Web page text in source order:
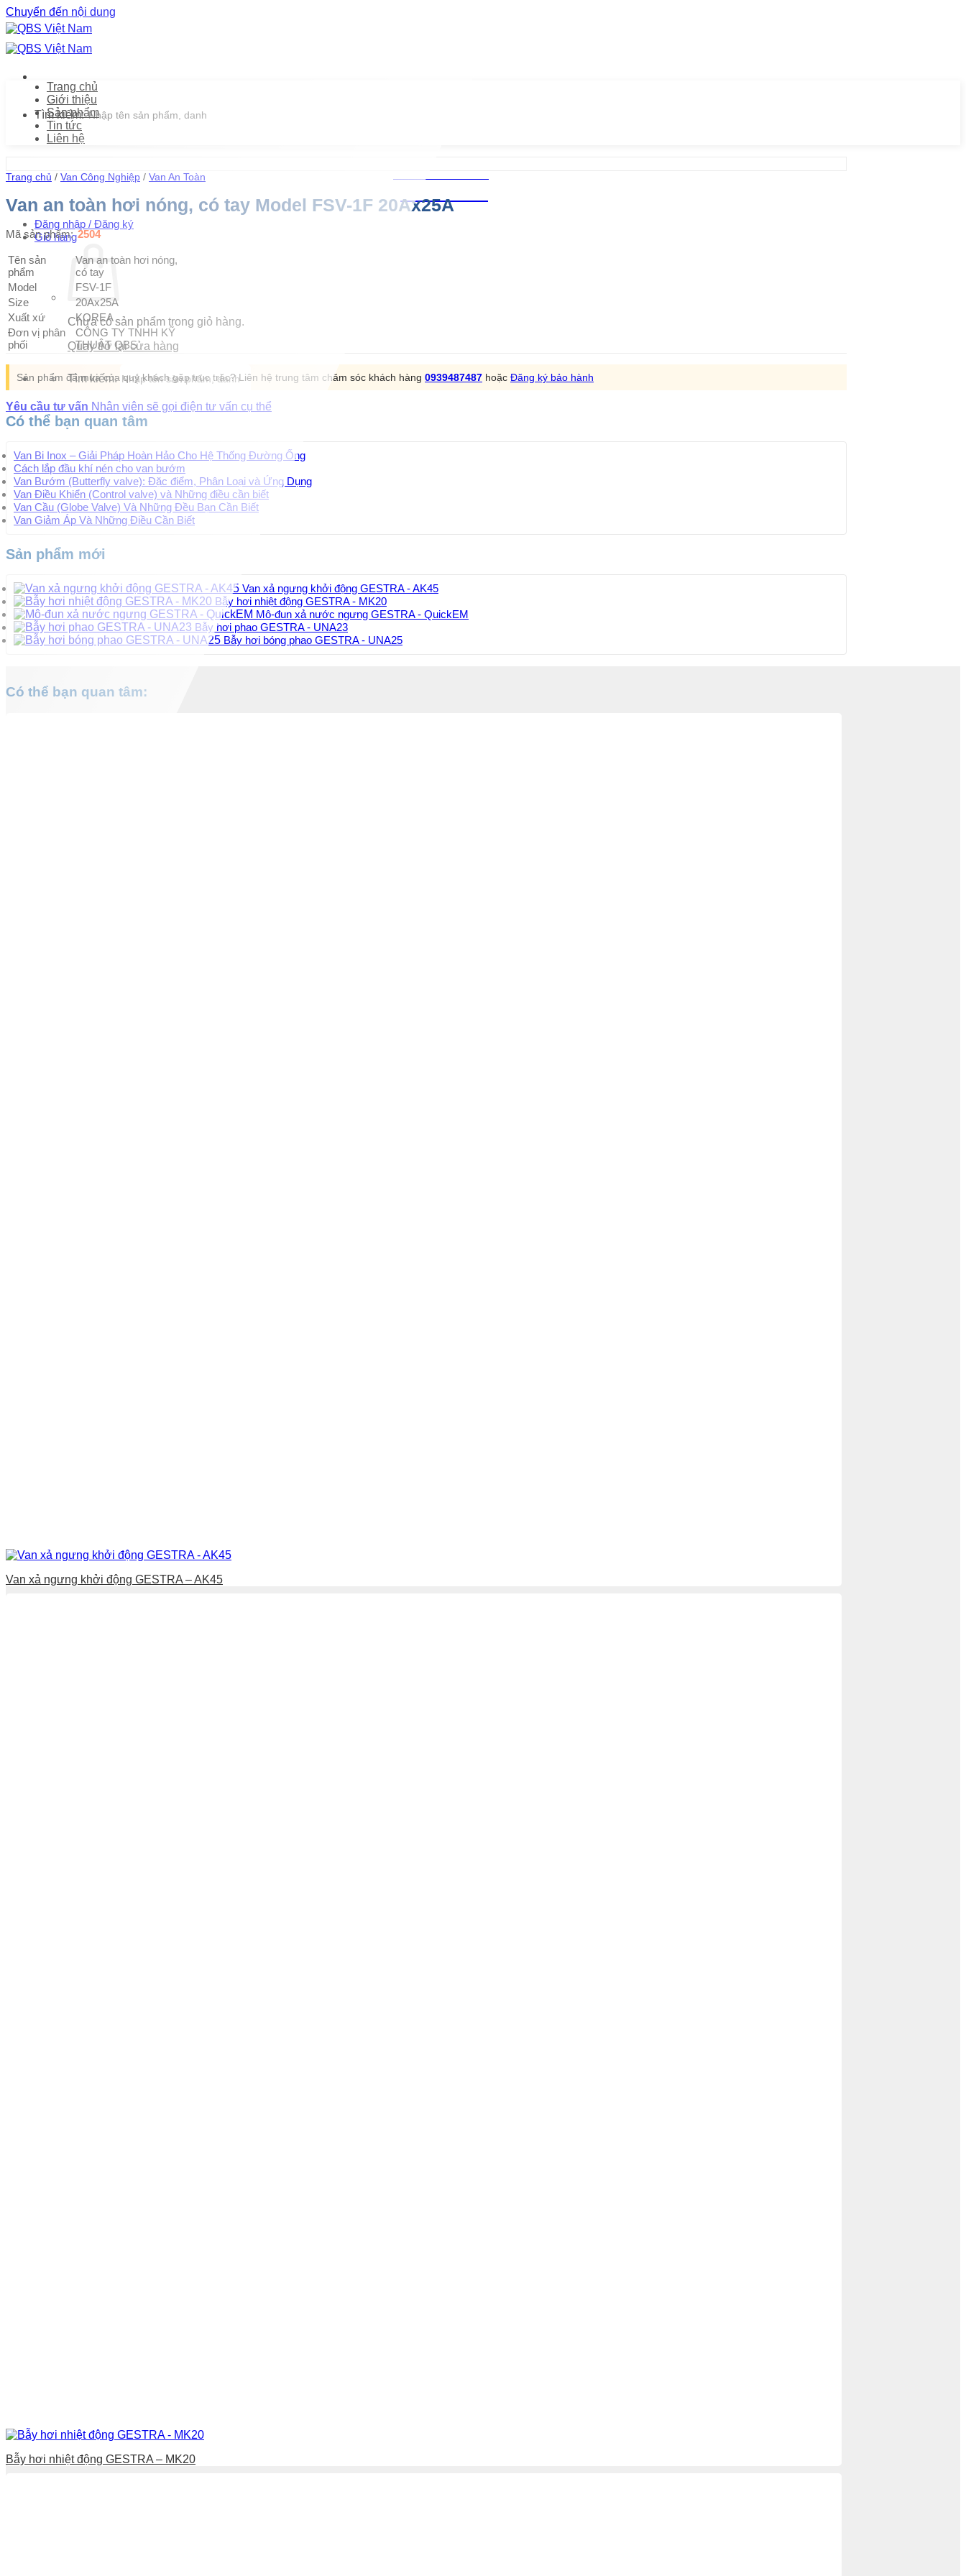
Chuyển đến nội dung
Tìm kiếm:
Đăng nhập / Đăng ký
Giỏ hàng
Chưa có sản phẩm trong giỏ hàng.
Quay trở lại cửa hàng
Tìm kiếm:
Trang chủ
Giới thiệu
Sản phẩm
Tin tức
Liên hệ
Trang chủ / Van Công Nghiệp / Van An Toàn
Van an toàn hơi nóng, có tay Model FSV-1F 20Ax25A
Mã sản phẩm: 2504
Tên sản
phẩm
Van an toàn hơi nóng,
có tay
Model
FSV-1F
Size
20Ax25A
Xuất xứ
KOREA
Đơn vị phân
phối
CÔNG TY TNHH KỸ
THUẬT QBS
Sản phẩm đã mua của quý khách gặp trục trặc? Liên hệ trung tâm chăm sóc khách hàng 0939487487 hoặc Đăng ký bảo hành
Yêu cầu tư vấn Nhân viên sẽ gọi điện tư vấn cụ thể
Có thể bạn quan tâm
Van Bi Inox – Giải Pháp Hoàn Hảo Cho Hệ Thống Đường Ống
Cách lắp đầu khí nén cho van bướm
Van Bướm (Butterfly valve): Đặc điểm, Phân Loại và Ứng Dụng
Van Điều Khiển (Control valve) và Những điều cần biết
Van Cầu (Globe Valve) Và Những Đều Bạn Cần Biết
Van Giảm Áp Và Những Điều Cần Biết
Sản phẩm mới
Van xả ngưng khởi động GESTRA - AK45
Bẫy hơi nhiệt động GESTRA - MK20
Mô-đun xả nước ngưng GESTRA - QuickEM
Bẫy hơi phao GESTRA - UNA23
Bẫy hơi bóng phao GESTRA - UNA25
Có thể bạn quan tâm:
Van xả ngưng khởi động GESTRA – AK45
Bẫy hơi nhiệt động GESTRA – MK20